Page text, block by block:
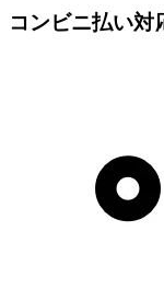
コンビニ払い対